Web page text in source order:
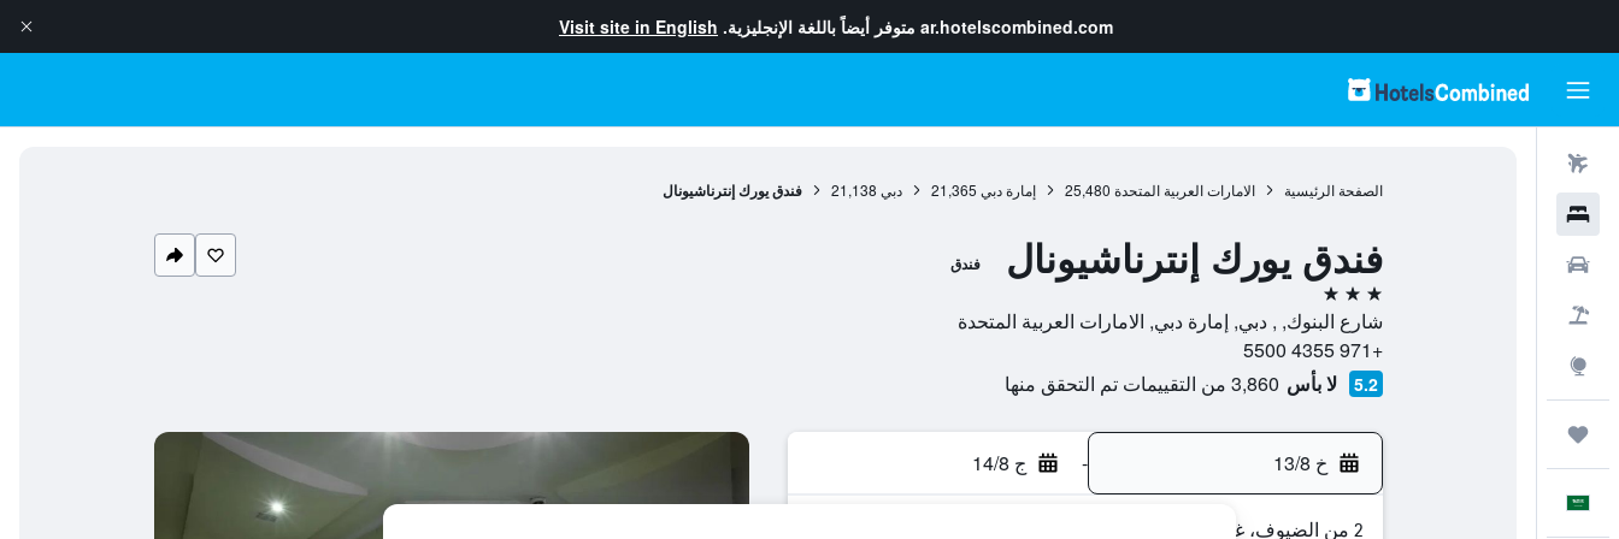
ar.hotelscombined.com متوفر أيضاً باللغة الإنجليزية. Visit site in English
الصفحة الرئيسية الامارات العربية المتحدة 25,480 إمارة دبي 21,365 دبي 21,138 فندق يورك إنترناشيونال
فندق يورك إنترناشيونال فندق
3 نجوم
شارع البنوك, , دبي, إمارة دبي, الامارات العربية المتحدة
+971 4355 5500
5.2 لا بأس 3,860 من التقييمات تم التحقق منها
خ 13/8 - ج 14/8
2 من الضيوف، غرفة واحدة